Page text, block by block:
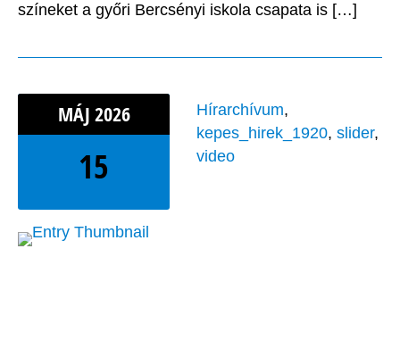
színeket a győri Bercsényi iskola csapata is […]
MÁJ 2026
15
Hírarchívum,
kepes_hirek_1920, slider,
video